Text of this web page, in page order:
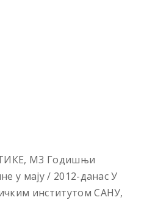
М3 Годишњи
у мају / 2012-данас У
институтом САНУ,